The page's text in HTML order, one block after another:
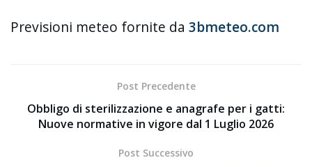
Previsioni meteo fornite da 3bmeteo.com
Post Precedente
Obbligo di sterilizzazione e anagrafe per i gatti:
Nuove normative in vigore dal 1 Luglio 2026
Post Successivo